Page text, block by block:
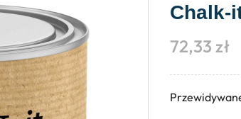
Chalk-
72,33 zł